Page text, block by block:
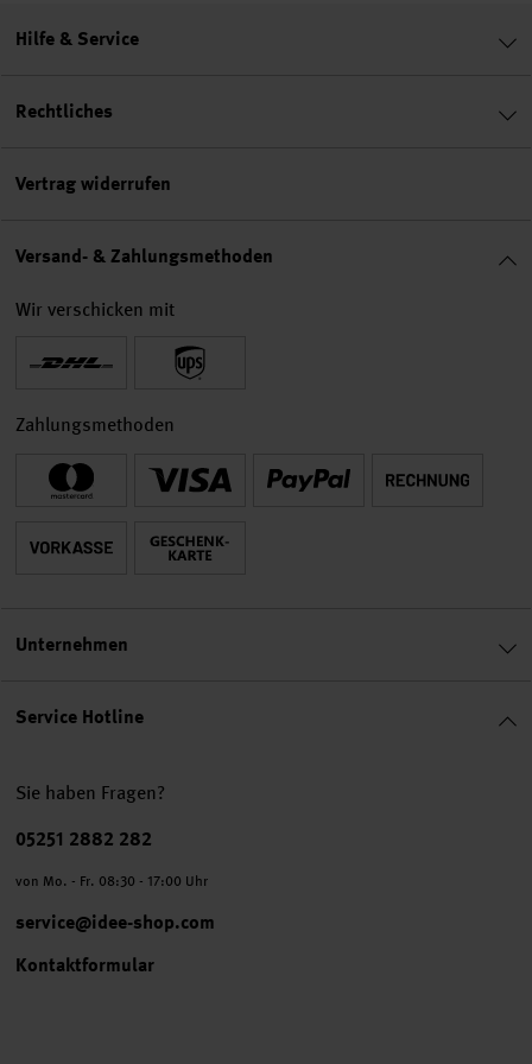
Service Hotline
Sie haben Fragen?
Telefonnummer
05251 2882 282
von Mo. - Fr. 08:30 - 17:00 Uhr
service@idee-shop.com
Kontaktformular
Hilfe & Service
Rechtliches
Vertrag widerrufen
Versand- & Zahlungsmethoden
Wir verschicken mit
Zahlungsmethoden
Unternehmen